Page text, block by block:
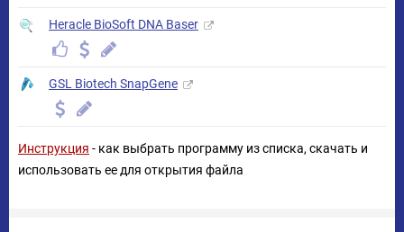
Heracle BioSoft DNA Baser
GSL Biotech SnapGene
Инструкция - как выбрать программу из списка, скачать и
использовать ее для открытия файла